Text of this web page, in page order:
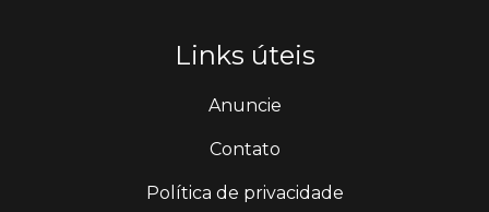
Links úteis
Anuncie
Contato
Política de privacidade